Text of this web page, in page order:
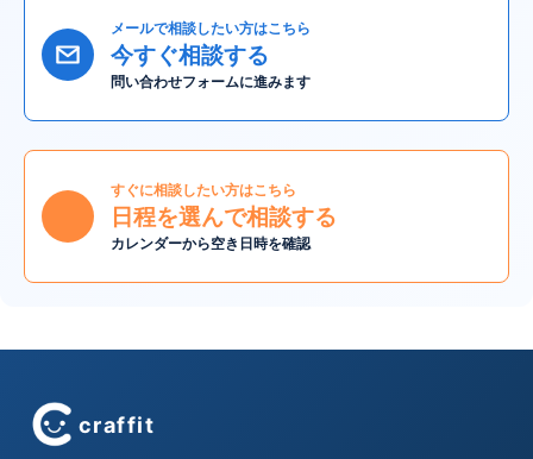
メールで相談したい方はこちら
今すぐ相談する
問い合わせフォームに進みます
すぐに相談したい方はこちら
日程を選んで相談する
カレンダーから空き日時を確認
craffit